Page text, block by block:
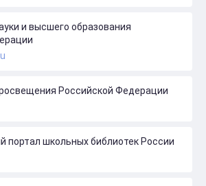
и высшего образования
Российской Федерации
портал школьных библиотек России